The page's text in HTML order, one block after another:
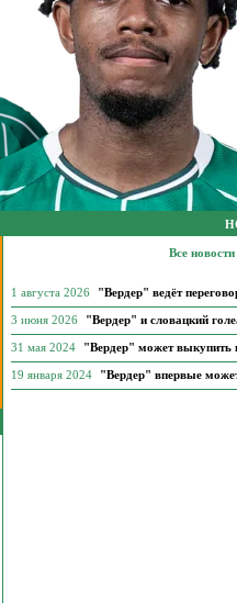
Все
1 августа 2026 "Вердер" ведёт
3 июня 2026 "Вердер" и словацкий
31 мая 2024 "Вердер" может выкупить
19 января 2024 "Вердер" впервые